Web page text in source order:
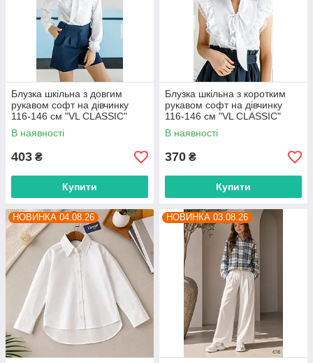
Блузка шкільна з довгим
рукавом софт на дівчинку
116-146 см "VL CLASSIC"
недорого від прямого
постачальника
В наявності
403 ₴
Купити
Блузка шкільна з коротким
рукавом софт на дівчинку
116-146 см "VL CLASSIC"
недорого від прямого
постачальника
В наявності
370 ₴
Купити
НОВИНКА 04.08.26 НОВИНКА 03.08.26